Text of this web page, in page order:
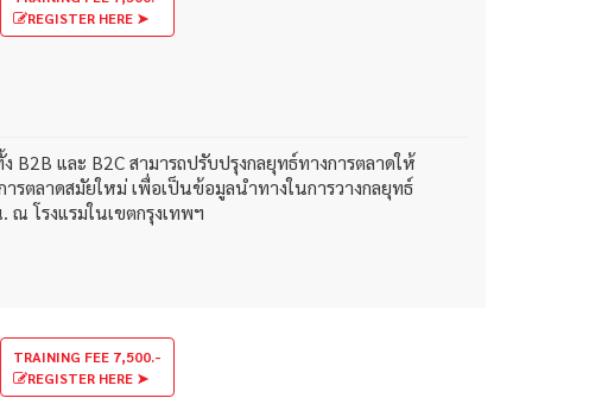
REGISTER HERE ➤
B2B และ B2C สามารถปรับปรุงกลยุทธ์ทางการตลาดให้
รตลาดสมัยใหม่ เพื่อเป็นข้อมูลนำทางในการวางกลยุทธ์
โรงแรมในเขตกรุงเทพฯ
TRAINING FEE 7,500.-
REGISTER HERE ➤